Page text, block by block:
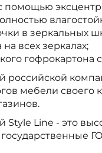
помощью
в зеркальных
всех зеркалах;
российской
мебели своего
Line - это